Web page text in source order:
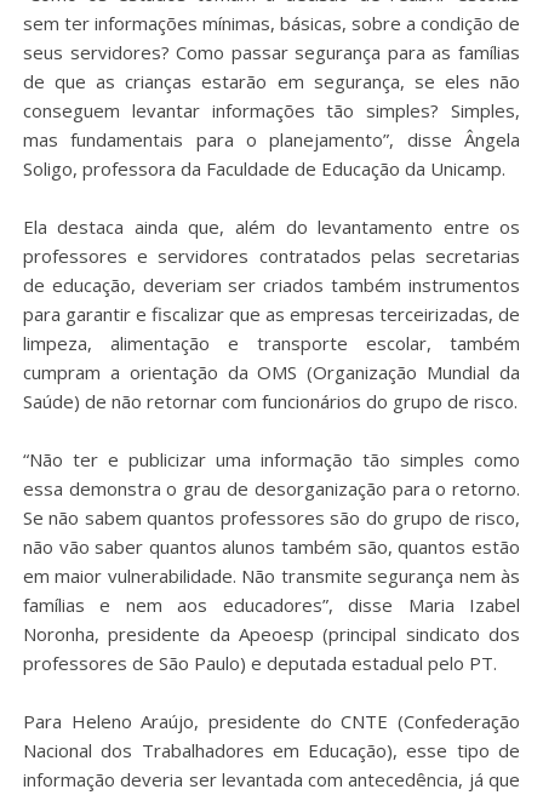
sem ter informações mínimas, básicas, sobre a condição de
seus servidores? Como passar segurança para as famílias
de que as crianças estarão em segurança, se eles não
conseguem levantar informações tão simples? Simples,
mas fundamentais para o planejamento”, disse Ângela
Soligo, professora da Faculdade de Educação da Unicamp.
Ela destaca ainda que, além do levantamento entre os
professores e servidores contratados pelas secretarias
de educação, deveriam ser criados também instrumentos
para garantir e fiscalizar que as empresas terceirizadas, de
limpeza, alimentação e transporte escolar, também
cumpram a orientação da OMS (Organização Mundial da
Saúde) de não retornar com funcionários do grupo de risco.
“Não ter e publicizar uma informação tão simples como
essa demonstra o grau de desorganização para o retorno.
Se não sabem quantos professores são do grupo de risco,
não vão saber quantos alunos também são, quantos estão
em maior vulnerabilidade. Não transmite segurança nem às
famílias e nem aos educadores”, disse Maria Izabel
Noronha, presidente da Apeoesp (principal sindicato dos
professores de São Paulo) e deputada estadual pelo PT.
Para Heleno Araújo, presidente do CNTE (Confederação
Nacional dos Trabalhadores em Educação), esse tipo de
informação deveria ser levantada com antecedência, já que